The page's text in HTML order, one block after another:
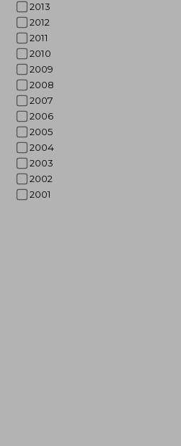
2013
2012
2011
2010
2009
2008
2007
2006
2005
2004
2003
2002
2001